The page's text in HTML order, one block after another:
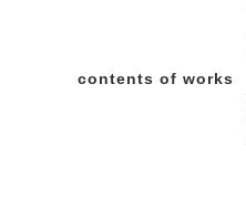
contents of works